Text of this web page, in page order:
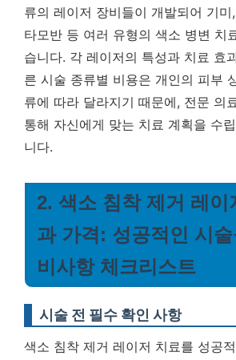
류의 레이저 장비들이 개발되어 기
타모반 등 여러 유형의 색소 병변 치
습니다. 각 레이저의 특성과 치료 효
른 시술 종류별 비용은 개인의 피부
류에 따라 달라지기 때문에, 전문 의
통해 자신에게 맞는 치료 계획을 수
니다.
2. 색소 침착 제거 레이
과 가격: 성공적인 시
비사항 체크리스트
시술 전 필수 확인 사항
색소 침착 제거 레이저 치료를 성공